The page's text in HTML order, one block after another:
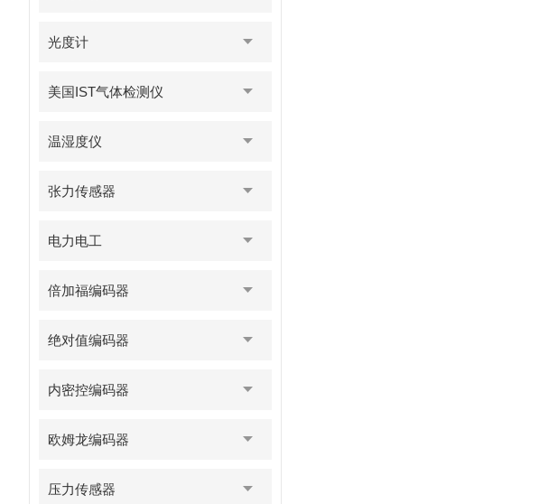
光度计
美国IST气体检测仪
温湿度仪
张力传感器
电力电工
倍加福编码器
绝对值编码器
内密控编码器
欧姆龙编码器
压力传感器